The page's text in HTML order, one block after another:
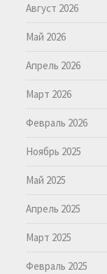
Август 2026
Май 2026
Апрель 2026
Март 2026
Февраль 2026
Ноябрь 2025
Май 2025
Апрель 2025
Март 2025
Февраль 2025